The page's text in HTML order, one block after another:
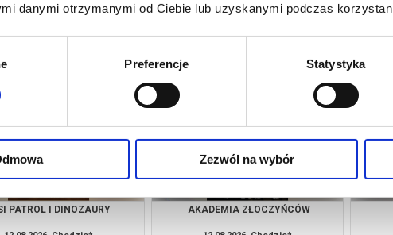
danymi otrzymanymi od Ciebie lub uzyskanymi podczas
Preferencje Statystyka
Zezwól na wybór
PATROL I DINOZAURY
kup bilet
AKADEMIA ZŁOCZYŃCÓW
kup bilet
PATROL I DINOZAURY AKADEMIA ZŁOCZYŃCÓW